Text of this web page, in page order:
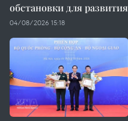
обстановки для развития
04/08/2026 15:18